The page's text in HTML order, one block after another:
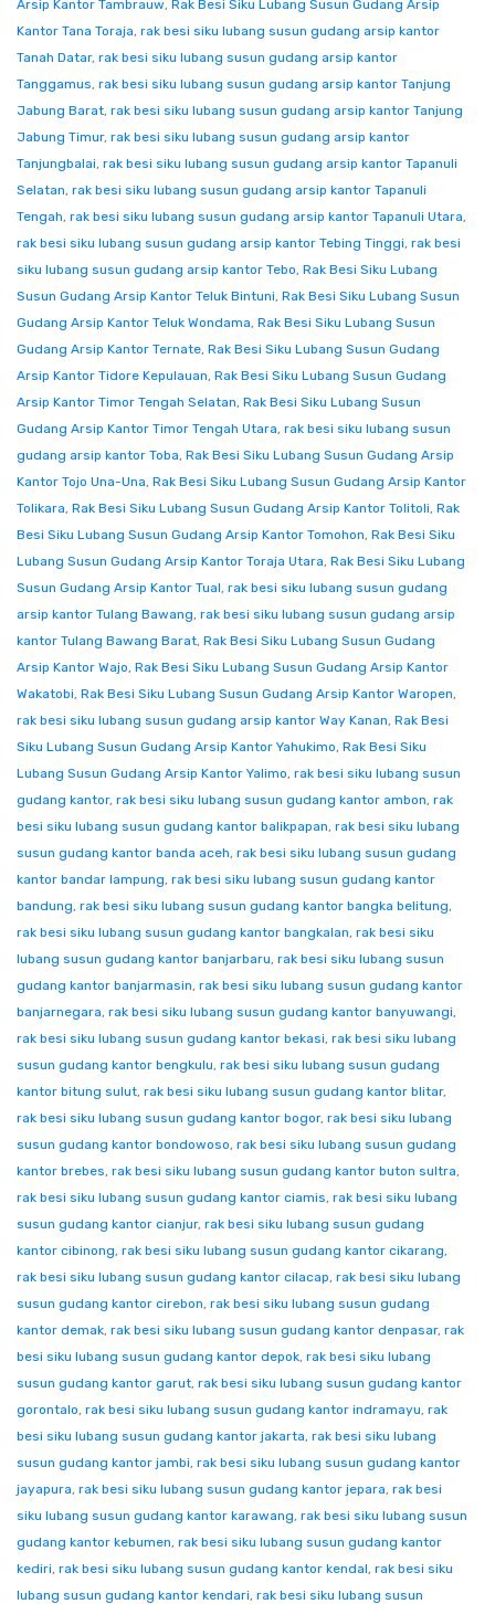
Arsip Kantor Tambrauw, Rak Besi Siku Lubang Susun Gudang Arsip
Kantor Tana Toraja, rak besi siku lubang susun gudang arsip kantor
Tanah Datar, rak besi siku lubang susun gudang arsip kantor
Tanggamus, rak besi siku lubang susun gudang arsip kantor Tanjung
Jabung Barat, rak besi siku lubang susun gudang arsip kantor Tanjung
Jabung Timur, rak besi siku lubang susun gudang arsip kantor
Tanjungbalai, rak besi siku lubang susun gudang arsip kantor Tapanuli
Selatan, rak besi siku lubang susun gudang arsip kantor Tapanuli
Tengah, rak besi siku lubang susun gudang arsip kantor Tapanuli Utara,
rak besi siku lubang susun gudang arsip kantor Tebing Tinggi, rak besi
siku lubang susun gudang arsip kantor Tebo, Rak Besi Siku Lubang
Susun Gudang Arsip Kantor Teluk Bintuni, Rak Besi Siku Lubang Susun
Gudang Arsip Kantor Teluk Wondama, Rak Besi Siku Lubang Susun
Gudang Arsip Kantor Ternate, Rak Besi Siku Lubang Susun Gudang
Arsip Kantor Tidore Kepulauan, Rak Besi Siku Lubang Susun Gudang
Arsip Kantor Timor Tengah Selatan, Rak Besi Siku Lubang Susun
Gudang Arsip Kantor Timor Tengah Utara, rak besi siku lubang susun
gudang arsip kantor Toba, Rak Besi Siku Lubang Susun Gudang Arsip
Kantor Tojo Una-Una, Rak Besi Siku Lubang Susun Gudang Arsip Kantor
Tolikara, Rak Besi Siku Lubang Susun Gudang Arsip Kantor Tolitoli, Rak
Besi Siku Lubang Susun Gudang Arsip Kantor Tomohon, Rak Besi Siku
Lubang Susun Gudang Arsip Kantor Toraja Utara, Rak Besi Siku Lubang
Susun Gudang Arsip Kantor Tual, rak besi siku lubang susun gudang
arsip kantor Tulang Bawang, rak besi siku lubang susun gudang arsip
kantor Tulang Bawang Barat, Rak Besi Siku Lubang Susun Gudang
Arsip Kantor Wajo, Rak Besi Siku Lubang Susun Gudang Arsip Kantor
Wakatobi, Rak Besi Siku Lubang Susun Gudang Arsip Kantor Waropen,
rak besi siku lubang susun gudang arsip kantor Way Kanan, Rak Besi
Siku Lubang Susun Gudang Arsip Kantor Yahukimo, Rak Besi Siku
Lubang Susun Gudang Arsip Kantor Yalimo, rak besi siku lubang susun
gudang kantor, rak besi siku lubang susun gudang kantor ambon, rak
besi siku lubang susun gudang kantor balikpapan, rak besi siku lubang
susun gudang kantor banda aceh, rak besi siku lubang susun gudang
kantor bandar lampung, rak besi siku lubang susun gudang kantor
bandung, rak besi siku lubang susun gudang kantor bangka belitung,
rak besi siku lubang susun gudang kantor bangkalan, rak besi siku
lubang susun gudang kantor banjarbaru, rak besi siku lubang susun
gudang kantor banjarmasin, rak besi siku lubang susun gudang kantor
banjarnegara, rak besi siku lubang susun gudang kantor banyuwangi,
rak besi siku lubang susun gudang kantor bekasi, rak besi siku lubang
susun gudang kantor bengkulu, rak besi siku lubang susun gudang
kantor bitung sulut, rak besi siku lubang susun gudang kantor blitar,
rak besi siku lubang susun gudang kantor bogor, rak besi siku lubang
susun gudang kantor bondowoso, rak besi siku lubang susun gudang
kantor brebes, rak besi siku lubang susun gudang kantor buton sultra,
rak besi siku lubang susun gudang kantor ciamis, rak besi siku lubang
susun gudang kantor cianjur, rak besi siku lubang susun gudang
kantor cibinong, rak besi siku lubang susun gudang kantor cikarang,
rak besi siku lubang susun gudang kantor cilacap, rak besi siku lubang
susun gudang kantor cirebon, rak besi siku lubang susun gudang
kantor demak, rak besi siku lubang susun gudang kantor denpasar, rak
besi siku lubang susun gudang kantor depok, rak besi siku lubang
susun gudang kantor garut, rak besi siku lubang susun gudang kantor
gorontalo, rak besi siku lubang susun gudang kantor indramayu, rak
besi siku lubang susun gudang kantor jakarta, rak besi siku lubang
susun gudang kantor jambi, rak besi siku lubang susun gudang kantor
jayapura, rak besi siku lubang susun gudang kantor jepara, rak besi
siku lubang susun gudang kantor karawang, rak besi siku lubang susun
gudang kantor kebumen, rak besi siku lubang susun gudang kantor
kediri, rak besi siku lubang susun gudang kantor kendal, rak besi siku
lubang susun gudang kantor kendari, rak besi siku lubang susun